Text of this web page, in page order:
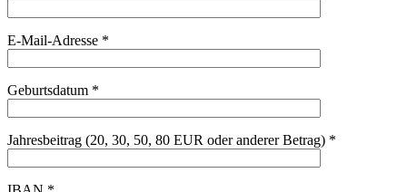
E-Mail-Adresse *
Geburtsdatum *
Jahresbeitrag (20, 30, 50, 80 EUR oder anderer Betrag) *